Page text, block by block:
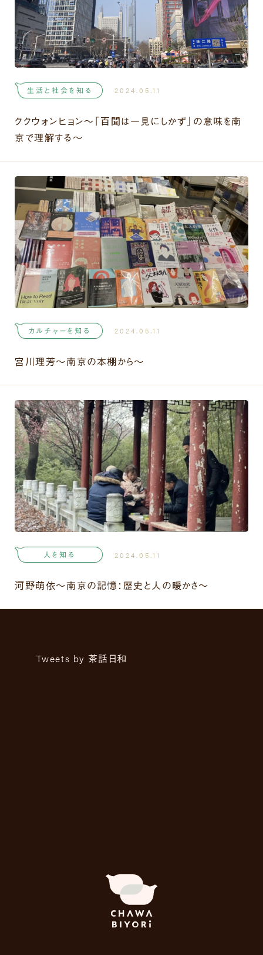
ククウォンヒョン〜「百聞は一見にしかず」の意味を南
京で理解する〜
2024.05.11
生活と社会を知る
宮川理芳〜南京の本棚から〜
2024.05.11
カルチャーを知る
河野萌依〜南京の記憶：歴史と人の暖かさ〜
2024.05.11
人を知る
Tweets by 茶話日和